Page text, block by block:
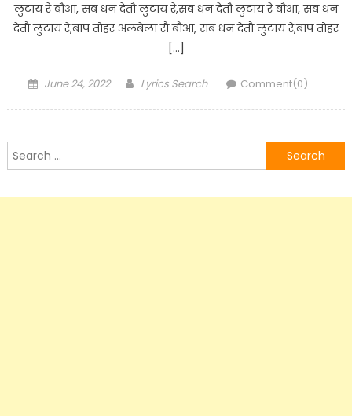
लुटाय रे बौआ, सब धन देतौ लुटाय रे,सब धन देतौ लुटाय रे बौआ, सब धन
देतौ लुटाय रे,बाप तोहर अलबेला रौ बौआ, सब धन देतौ लुटाय रे,बाप तोहर
[…]
Posted
June 24, 2022 Author
Lyrics Search Comment(0)
Search
for: